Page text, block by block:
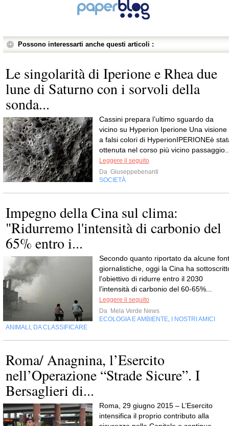
Possono interessarti anche questi articoli :
Le singolarità di Iperione e Rhea due
lune di Saturno con i sorvoli della
sonda...
Cassini prepara l’ultimo sguardo da
vicino su Hyperion Iperione Una visione
a falsi colori di HyperionIPERIONEè
ottenuta nel corso più vicino
Leggere il seguito
Da Giuseppebenanti
SOCIETÀ
Impegno della Cina sul clima:
"Ridurremo l'intensità di carbonio del
65% entro i...
Secondo quanto riportato da alcune
giornalistiche, oggi la Cina ha
l’obiettivo di ridurre entro il 2030
l’intensità di carbonio del 60-65%...
Leggere il seguito
Da Mela Verde News
ECOLOGIA E AMBIENTE
I NOSTRI AMICI
ANIMALI
DA CLASSIFICARE
Roma/ Anagnina, l’Esercito
nell’Operazione “Strade Sicure”. I
Bersaglieri di...
Roma, 29 giugno 2015 – L’Esercito
intensifica il proprio contributo alla